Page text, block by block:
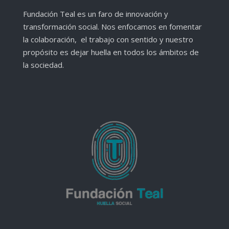
Fundación Teal es un faro de innovación y
transformación social. Nos enfocamos en fomentar
la colaboración, el trabajo con sentido y nuestro
propósito es dejar huella en todos los ámbitos de
la sociedad.